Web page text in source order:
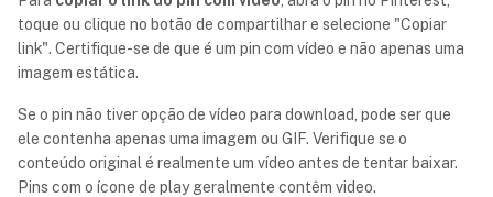
toque ou clique no botão de compartilhar e selecione "Copiar
link". Certifique-se de que é um pin com vídeo e não apenas uma
imagem estática.
Se o pin não tiver opção de vídeo para download, pode ser que
ele contenha apenas uma imagem ou GIF. Verifique se o
conteúdo original é realmente um vídeo antes de tentar baixar.
Pins com o ícone de play geralmente contêm video.